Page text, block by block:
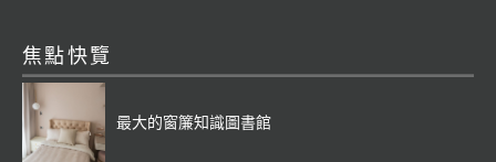
焦點快覽
最大的窗簾知識圖書館